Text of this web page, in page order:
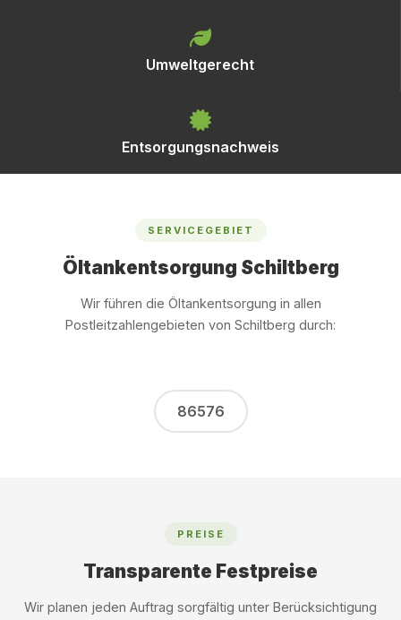
Umweltgerecht
Entsorgungsnachweis
SERVICEGEBIET
Öltankentsorgung Schiltberg
Wir führen die Öltankentsorgung in allen
Postleitzahlengebieten von Schiltberg durch:
86576
PREISE
Transparente Festpreise
Wir planen jeden Auftrag sorgfältig unter Berücksichtigung